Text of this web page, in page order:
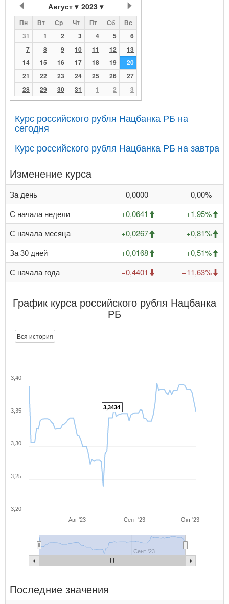
Август 2023
Пн Вт Ср Чт Пт Сб
Вс
31
1 2 3 4 5
6
7
8 9 10 11 12
13
14
15 16 17 18 19
20
21
22 23 24 25 26
27
28
29 30 31 1 2 3
Курс российского рубля Нацбанка РБ на
сегодня
Курс российского рубля Нацбанка РБ на завтра
Изменение курса
За день 0,0000
0,00%
С начала недели
+0,0641
+1,95%
С начала месяца
+0,0267
+0,81%
За 30 дней
+0,0168
+0,51%
С начала года
−0,4401 −11,63%
График курса российского рубля Нацбанка
РБ
Вся история
3,3434
Авг '23 Сент '23 Окт '23
Сент '23
3,20
3,25
3,30
3,35
3,40
Последние значения